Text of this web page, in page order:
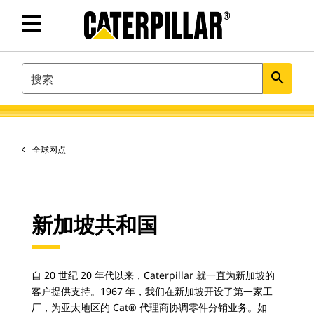
SEARCH search
全球网点
新加坡共和国
自 20 世纪 20 年代以来，Caterpillar 就一直为新加坡的
客户提供支持。1967 年，我们在新加坡开设了第一家工
厂，为亚太地区的 Cat® 代理商协调零件分销业务。如